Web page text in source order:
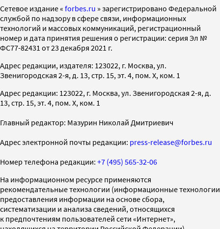
Cетевое издание « forbes.ru » зарегистрировано Федеральной
службой по надзору в сфере связи, информационных
технологий и массовых коммуникаций, регистрационный
номер и дата принятия решения о регистрации: серия Эл №
ФС77-82431 от 23 декабря 2021 г.
Адрес редакции, издателя: 123022, г. Москва, ул.
Звенигородская 2-я, д. 13, стр. 15, эт. 4, пом. X, ком. 1
Адрес редакции: 123022, г. Москва, ул. Звенигородская 2-я, д.
13, стр. 15, эт. 4, пом. X, ком. 1
Главный редактор: Мазурин Николай Дмитриевич
Адрес электронной почты редакции: press-release@forbes.ru
Номер телефона редакции: +7 (495) 565-32-06
На информационном ресурсе применяются
рекомендательные технологии (информационные технологии
предоставления информации на основе сбора,
систематизации и анализа сведений, относящихся
к предпочтениям пользователей сети «Интернет»,